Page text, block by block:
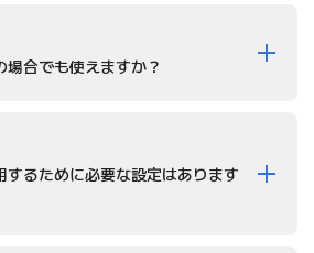
場合でも使えますか？
するために必要な設定はあります